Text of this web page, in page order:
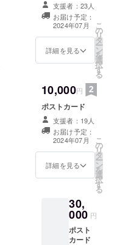
支援者：23人
お届け予定：
2024年07月
詳細を見る
こ
の
リ
タ
ー
ン
を
選
択
す
る
10,000円
ポストカード
支援者：19人
お届け予定：
2024年07月
詳細を見る
こ
の
リ
タ
ー
ン
を
選
択
す
る
30,
000 円
ポスト
カード